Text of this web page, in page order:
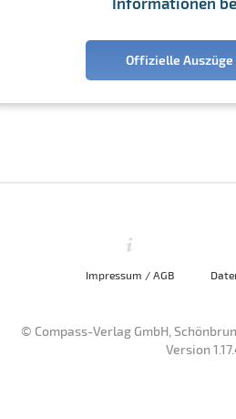
Offizielle
Impressum / AGB
© Compass-Verlag GmbH,
Version